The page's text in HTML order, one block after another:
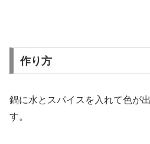
作り方
鍋に水とスパイスを入れて色が
す。